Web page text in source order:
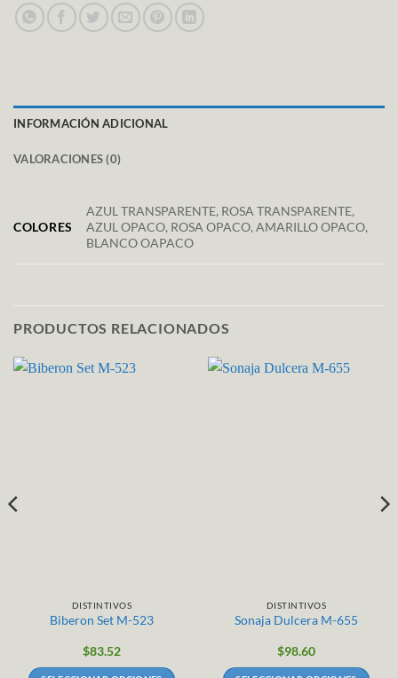
INFORMACIÓN ADICIONAL
VALORACIONES (0)
COLORES
AZUL TRANSPARENTE, ROSA TRANSPARENTE,
AZUL OPACO, ROSA OPACO, AMARILLO OPACO,
BLANCO OAPACO
PRODUCTOS RELACIONADOS
DISTINTIVOS
Biberon Set M-523
$83.52
DISTINTIVOS
Sonaja Dulcera M-655
$98.60